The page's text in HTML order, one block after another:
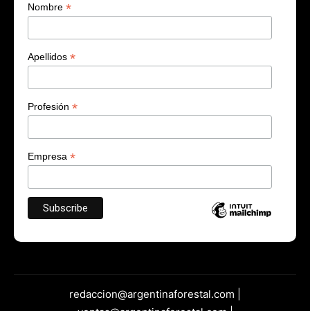
Nombre *
Apellidos *
Profesión *
Empresa *
redaccion@argentinaforestal.com |